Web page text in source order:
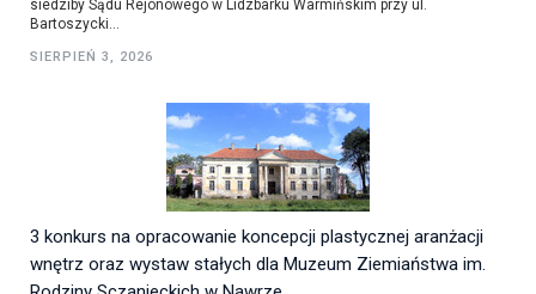
siedziby Sądu Rejonowego w Lidzbarku Warmińskim przy ul.
Bartoszycki...
SIERPIEŃ 3, 2026
3 konkurs na opracowanie koncepcji plastycznej aranżacji
wnętrz oraz wystaw stałych dla Muzeum Ziemiaństwa im.